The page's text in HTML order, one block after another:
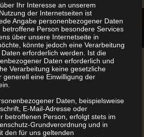
Man hat ein professionelles Buch
einem Verlag abhängig zu sein.
Preisen.
Ihr Interesse an unserem
der Internetseiten ist
Angabe personenbezogener Daten
betroffene Person besondere Services
über unsere Internetseite in
könnte jedoch eine Verarbeitung
erforderlich werden. Ist die
Daten erforderlich und
Verarbeitung keine gesetzliche
generell eine Einwilligung der
Daten, beispielsweise
E-Mail-Adresse oder
betroffenen Person, erfolgt stets im
Grundverordnung und in
den für uns geltenden